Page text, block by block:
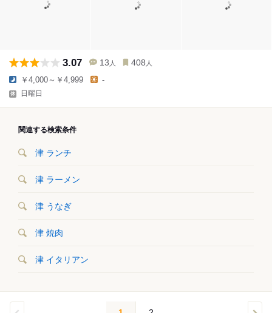
3.07 13 人 408 人
￥4,000～￥4,999 -
日曜日
関連する検索条件
津 ランチ
津 ラーメン
津 うなぎ
津 焼肉
津 イタリアン